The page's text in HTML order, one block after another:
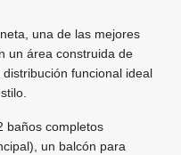
una de las mejores
un área construida de
funcional ideal
baños completos
un balcón para